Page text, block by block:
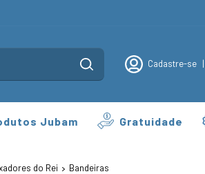
Cadastre-se |
Jubam Gratuidade
do Rei Bandeiras